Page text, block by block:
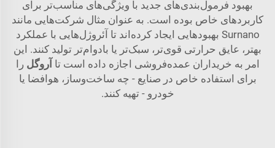
بهبود فرمول‌بندی‌های جدید با ویژگی‌های مناسب‌تر برای
کاربردهای خاص بوده است. به عنوان مثال شرکت‌هایی مانند
Surnano بهبودهایی ایجاد کرده‌اند تا آئروژل‌هایی با عملکرد
بهتر، عایق حرارتی قوی‌تر، سبک‌تر یا بادوام‌تر تولید کنند. این
امر به خریداران عمده‌فروشی اجازه داده است تا آروگلرا
برای استفاده خاص در صنایع - چه ساخت‌وساز، هوافضا یا
خودرو - تهیه کنند.